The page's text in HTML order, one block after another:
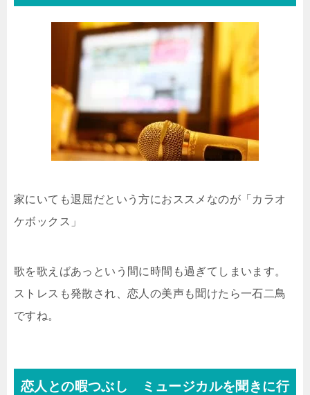
家にいても退屈だという方におススメなのが「カラオ
ケボックス」
歌を歌えばあっという間に時間も過ぎてしまいます。
ストレスも発散され、恋人の美声も聞けたら一石二鳥
ですね。
恋人との暇つぶし ミュージカルを聞きに行